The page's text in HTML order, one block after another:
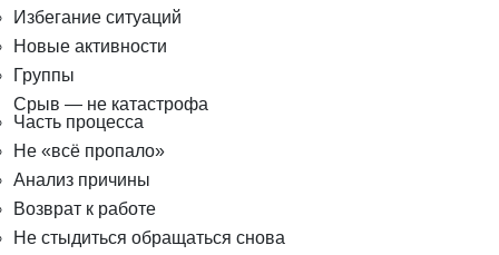
Избегание ситуаций
Новые активности
Группы
Срыв — не катастрофа
Часть процесса
Не «всё пропало»
Анализ причины
Возврат к работе
Не стыдиться обращаться снова